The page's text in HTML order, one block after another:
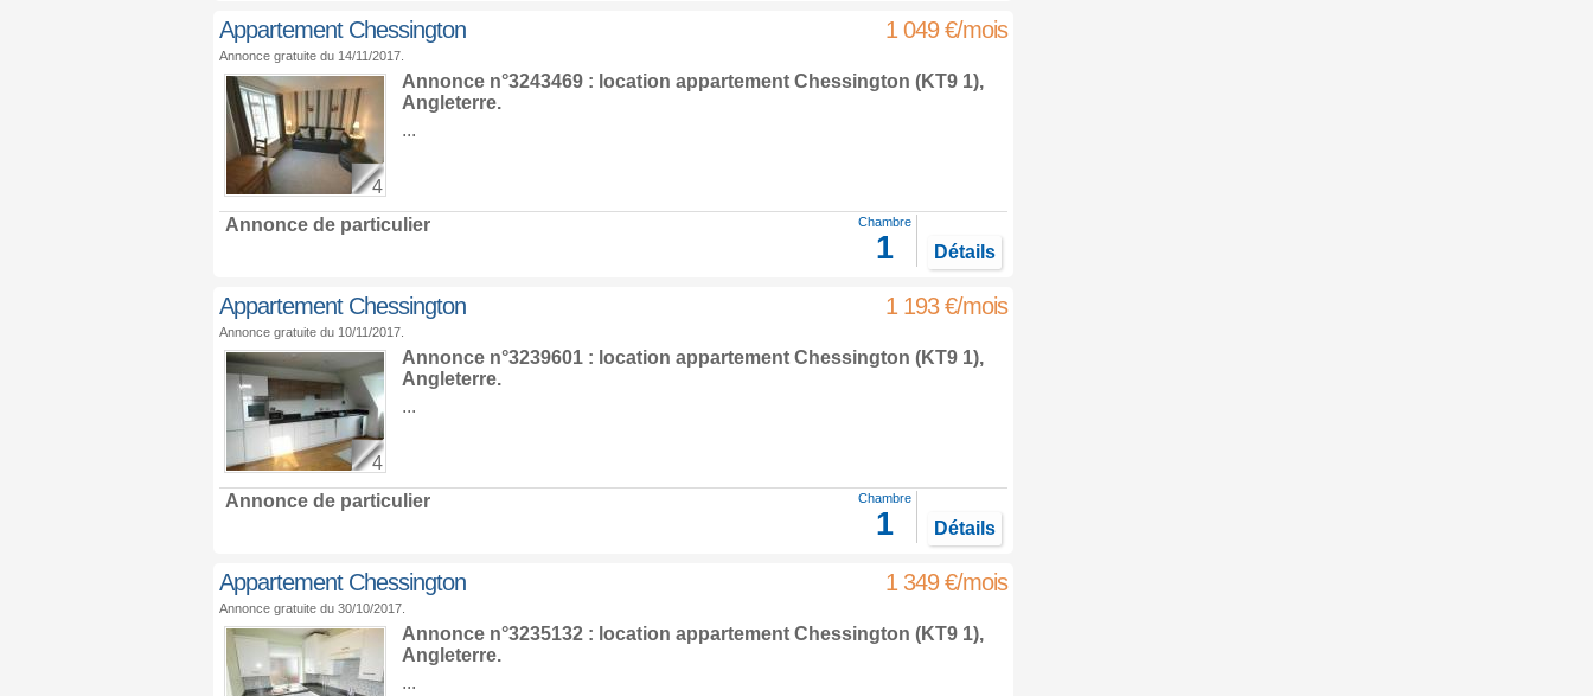
Appartement Chessington 1 049 €/mois
Annonce gratuite du 14/11/2017.
4
Annonce n°3243469 : location appartement Chessington (KT9 1),
Angleterre.
...
Annonce de particulier Chambre
1 Détails
Appartement Chessington 1 193 €/mois
Annonce gratuite du 10/11/2017.
4
Annonce n°3239601 : location appartement Chessington (KT9 1),
Angleterre.
...
Annonce de particulier Chambre
1 Détails
Appartement Chessington 1 349 €/mois
Annonce gratuite du 30/10/2017.
Annonce n°3235132 : location appartement Chessington (KT9 1),
Angleterre.
...